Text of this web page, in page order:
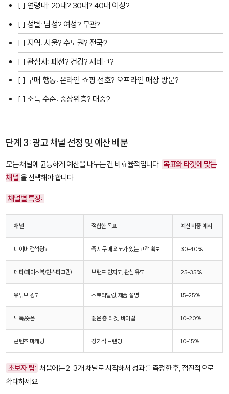
[ ] 연령대: 20대? 30대? 40대 이상?
[ ] 성별: 남성? 여성? 무관?
[ ] 지역: 서울? 수도권? 전국?
[ ] 관심사: 패션? 건강? 재테크?
[ ] 구매 행동: 온라인 쇼핑 선호? 오프라인 매장 방문?
[ ] 소득 수준: 중상위층? 대중?
단계 3: 광고 채널 선정 및 예산 배분
모든 채널에 균등하게 예산을 나누는 건 비효율적입니다. 목표와 타겟에 맞는
채널 을 선택해야 합니다.
채널별 특징:
채널 적합한 목표 예산 비중 예시
네이버 검색광고 즉시 구매 의도가 있는 고객 확보 30-40%
메타(페이스북/인스타그램) 브랜드 인지도, 관심 유도 25-35%
유튜브 광고 스토리텔링, 제품 설명 15-25%
틱톡/숏폼 젊은 층 타겟, 바이럴 10-20%
콘텐츠 마케팅 장기적 브랜딩 10-15%
초보자 팁: 처음에는 2-3개 채널로 시작해서 성과를 측정한 후, 점진적으로
확대하세요.